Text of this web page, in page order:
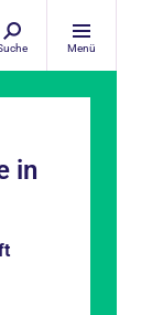
Menü
in